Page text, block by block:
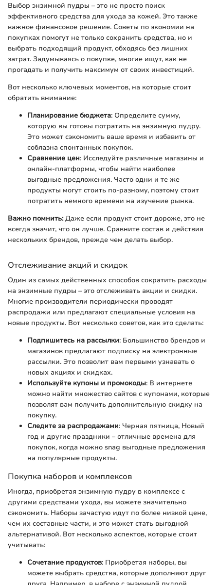
Выбор энзимной пудры – это не просто поиск
эффективного средства для ухода за кожей. Это также
важное финансовое решение. Советы по экономии на
покупках помогут не только сохранить средства, но и
выбрать подходящий продукт, обходясь без лишних
затрат. Задумываясь о покупке, многие ищут, как не
прогадать и получить максимум от своих инвестиций.
Вот несколько ключевых моментов, на которые стоит
обратить внимание:
Планирование бюджета: Определите сумму,
которую вы готовы потратить на энзимную пудру.
Это может сэкономить ваше время и избавить от
соблазна спонтанных покупок.
Сравнение цен: Исследуйте различные магазины и
онлайн-платформы, чтобы найти наиболее
выгодные предложения. Часто одни и те же
продукты могут стоить по-разному, поэтому стоит
потратить немного времени на изучение рынка.
Важно помнить:Даже если продукт стоит дороже, это не
всегда значит, что он лучше. Сравните состав и действия
нескольких брендов, прежде чем делать выбор.
Отслеживание акций и скидок
Один из самых действенных способов сократить расходы
на энзимные пудры – это отслеживать акции и скидки.
Многие производители периодически проводят
распродажи или предлагают специальные условия на
новые продукты. Вот несколько советов, как это сделать:
Подпишитесь на рассылки: Большинство брендов и
магазинов предлагают подписку на электронные
рассылки. Это позволит вам первыми узнавать о
новых акциях и скидках.
Используйте купоны и промокоды: В интернете
можно найти множество сайтов с купонами, которые
позволят вам получить дополнительную скидку на
покупку.
Следите за распродажами: Черная пятница, Новый
год и другие праздники – отличные времена для
покупок, когда можно snag выгодные предложения
на популярные продукты.
Покупка наборов и комплексов
Иногда, приобретая энзимную пудру в комплексе с
другими средствами ухода, вы можете значительно
сэкономить. Наборы зачастую идут по более низкой цене,
чем их составные части, и это может стать выгодной
альтернативой. Вот несколько аспектов, которые стоит
учитывать:
Сочетание продуктов: Приобретая наборы, вы
можете выбрать средства, которые дополняют друг